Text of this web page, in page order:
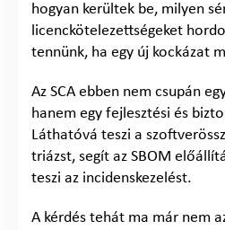
hogyan kerültek be, milyen
licenckötelezettségeket
tennünk, ha egy új kockázat
Az SCA ebben nem csupán
hanem egy fejlesztési és
Láthatóvá teszi a
triázst, segít az SBOM
teszi az incidenskezelést.
A kérdés tehát ma már nem